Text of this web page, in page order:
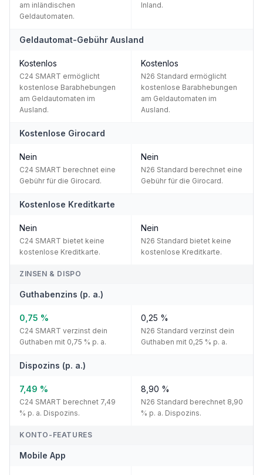
am inländischen
Geldautomaten.
Inland.
Geldautomat-Gebühr Ausland
Kostenlos
C24 SMART ermöglicht
kostenlose Barabhebungen
am Geldautomaten im
Ausland.
Kostenlos
N26 Standard ermöglicht
kostenlose Barabhebungen
am Geldautomaten im
Ausland.
Kostenlose Girocard
Nein
C24 SMART berechnet eine
Gebühr für die Girocard.
Nein
N26 Standard berechnet eine
Gebühr für die Girocard.
Kostenlose Kreditkarte
Nein
C24 SMART bietet keine
kostenlose Kreditkarte.
Nein
N26 Standard bietet keine
kostenlose Kreditkarte.
ZINSEN & DISPO
Guthabenzins (p. a.)
0,75 %
C24 SMART verzinst dein
Guthaben mit 0,75 % p. a.
0,25 %
N26 Standard verzinst dein
Guthaben mit 0,25 % p. a.
Dispozins (p. a.)
7,49 %
C24 SMART berechnet 7,49
% p. a. Dispozins.
8,90 %
N26 Standard berechnet 8,90
% p. a. Dispozins.
KONTO-FEATURES
Mobile App